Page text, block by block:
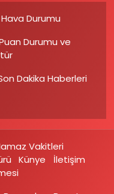
Hava Durumu
Durumu ve
Dakika Haberleri
Vakitleri
Künye
İletişim